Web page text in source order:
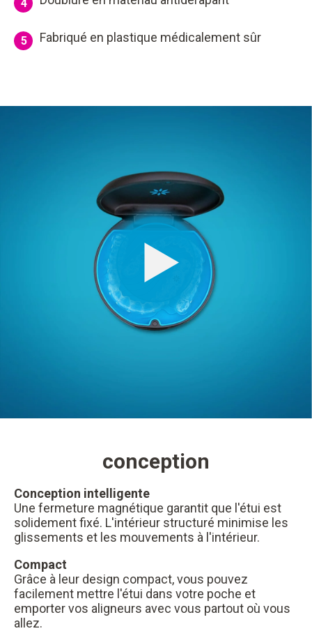
4
5 Fabriqué en plastique médicalement sûr
conception
Conception intelligente
Une fermeture magnétique garantit que l'étui est
solidement fixé. L'intérieur structuré minimise les
glissements et les mouvements à l'intérieur.
Compact
Grâce à leur design compact, vous pouvez
facilement mettre l'étui dans votre poche et
emporter vos aligneurs avec vous partout où vous
allez.